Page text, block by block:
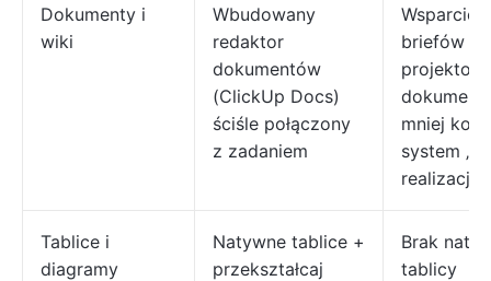
Dokumenty i
wiki
Wbudowany
redaktor
dokumentów
(ClickUp Docs)
ściśle połączony
z zadaniem
Wsparcie
briefów
mniej
system
realizacja”.
Tablice i
diagramy
Natywne tablice +
przekształcaj
Brak
tablicy